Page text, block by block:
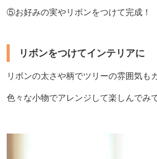
⑤お好みの実やリボンをつけて完成！
リボンをつけてインテリアに
リボンの太さや柄でツリーの雰囲気も
色々な小物でアレンジして楽しんでみ